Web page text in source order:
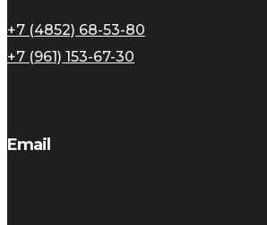
+7 (4852) 68-53-80
+7 (961) 153-67-30
Email